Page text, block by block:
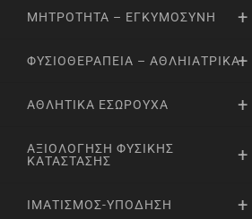
ΜΗΤΡΌΤΗΤΑ – ΕΓΚΥΜΟΣΎΝΗ
ΦΥΣΙΟΘΕΡΑΠΕΊΑ – ΑΘΛΗΙΑΤΡΙΚΆ
ΑΘΛΗΤΙΚΆ ΕΣΏΡΟΥΧΑ
ΑΞΙΟΛΌΓΗΣΗ ΦΥΣΙΚΉΣ
ΚΑΤΆΣΤΑΣΗΣ
ΙΜΑΤΙΣΜΌΣ-ΥΠΌΔΗΣΗ